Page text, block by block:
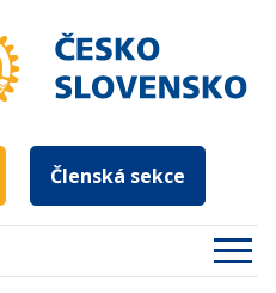
Členská sekce